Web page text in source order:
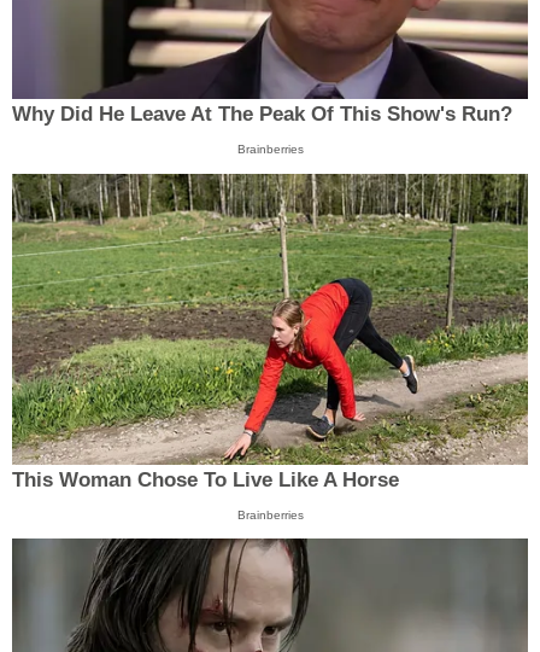
Why Did He Leave At The Peak Of This Show's Run?
Brainberries
This Woman Chose To Live Like A Horse
Brainberries